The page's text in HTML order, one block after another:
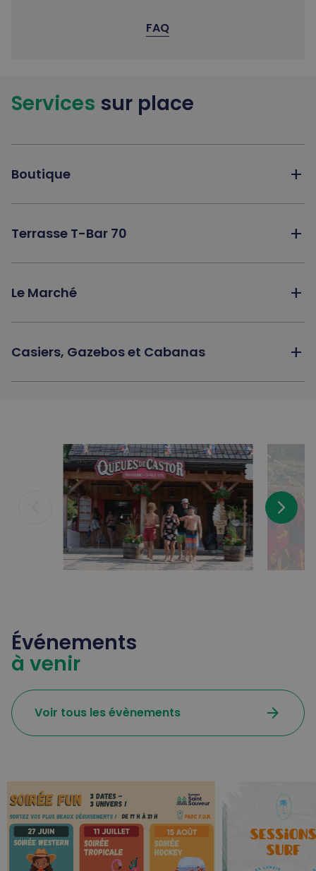
FAQ
Services sur place
Boutique add
Terrasse T-Bar 70 add
Le Marché add
Casiers, Gazebos et Cabanas add
arrow_forward_ios
Événements
à venir
Voir tous les évènements arrow_forward